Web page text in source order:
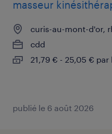
masseur
curis-au-mont-d'or,
cdd
21,79 € - 25,05 € par
publié le 6 août 2026